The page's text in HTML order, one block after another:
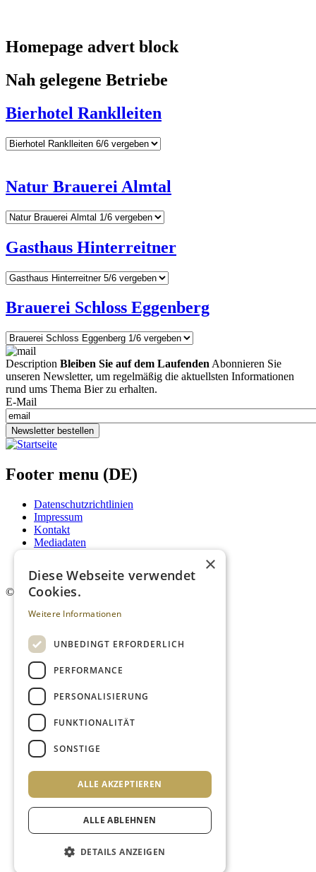
Homepage advert block
Nah gelegene Betriebe
Bierhotel Ranklleiten
Natur Brauerei Almtal
Gasthaus Hinterreitner
Brauerei Schloss Eggenberg
Description Bleiben Sie auf dem Laufenden Abonnieren Sie
unseren Newsletter, um regelmäßig die aktuellsten Informationen
rund ums Thema Bier zu erhalten.
E-Mail
Newsletter bestellen
Footer menu (DE)
Datenschutzrichtlinien
Impressum
Kontakt
Mediadaten
Newsletter
© 2026. Alle Rechte vorbehalten.
×
Diese Webseite verwendet
Cookies.
Weitere Informationen
UNBEDINGT ERFORDERLICH
PERFORMANCE
PERSONALISIERUNG
FUNKTIONALITÄT
SONSTIGE
ALLE AKZEPTIEREN
ALLE ABLEHNEN
DETAILS ANZEIGEN